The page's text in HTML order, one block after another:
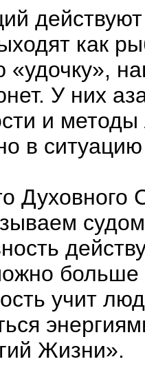
как
У них
и
в
Духовного
учит
Жизни».